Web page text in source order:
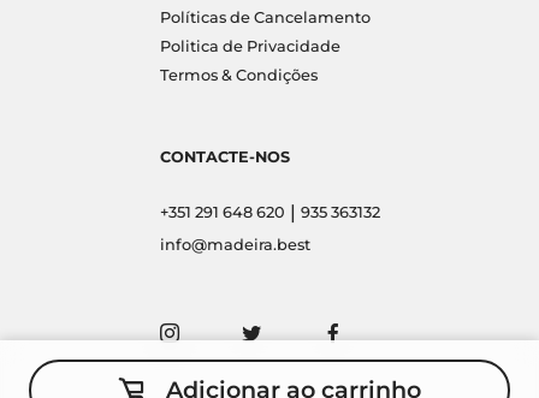
Adicionar ao carrinho
Políticas de Cancelamento
Politica de Privacidade
Termos & Condições
CONTACTE-NOS
+351 291 648 620 | 935 363132
info@madeira.best